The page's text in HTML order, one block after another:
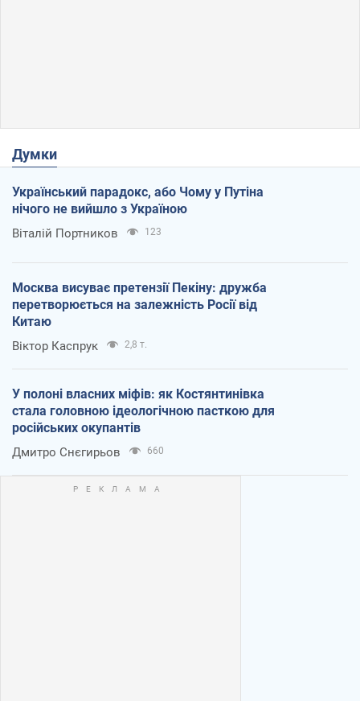
Думки
Український парадокс, або Чому у Путіна
нічого не вийшло з Україною
Віталій Портников 123
Москва висуває претензії Пекіну: дружба
перетворюється на залежність Росії від
Китаю
Віктор Каспрук 2,8 т.
У полоні власних міфів: як Костянтинівка
стала головною ідеологічною пасткою для
російських окупантів
Дмитро Снєгирьов 660